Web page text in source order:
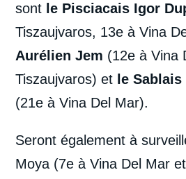
sont le Pisciacais Igor
Tiszaujvaros, 13e à Vina
Aurélien Jem (12e à Vina
Tiszaujvaros) et le
(21e à Vina Del Mar).
Seront également à
Moya (7e à Vina Del Mar